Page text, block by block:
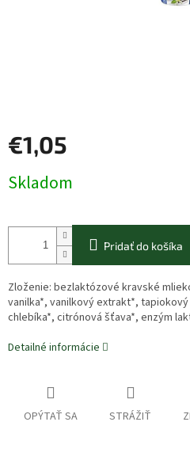
€1,05
cena:
Skladom
Pridať do košíka
Zloženie: bezlaktózové kravské
vanilka*, vanilkový extrakt*,
chlebíka*, citrónová šťava*, enzým
Detailné informácie
OPÝTAŤ SA STRÁŽIŤ